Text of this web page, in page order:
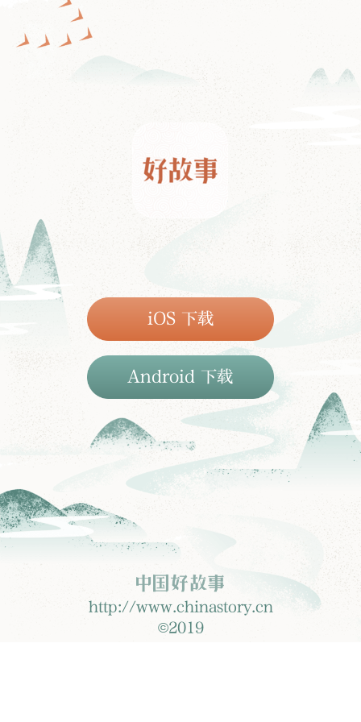
iOS 下载
Android 下载
http://www.chinastory.cn
©2019